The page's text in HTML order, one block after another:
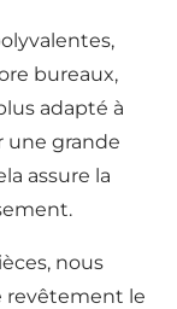
bureaux,
adapté à
une grande
assure la
nous
revêtement le